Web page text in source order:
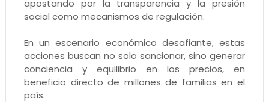
apostando por la transparencia y la presión
social como mecanismos de regulación.
En un escenario económico desafiante, estas
acciones buscan no solo sancionar, sino generar
conciencia y equilibrio en los precios, en
beneficio directo de millones de familias en el
país.